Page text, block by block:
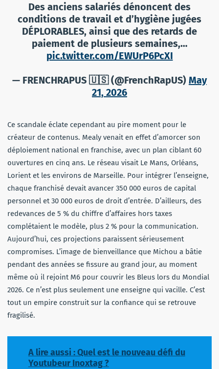
Des anciens salariés dénoncent des
conditions de travail et d’hygiène jugées
DÉPLORABLES, ainsi que des retards de
paiement de plusieurs semaines,…
pic.twitter.com/EWUrP6PcXI
— FRENCHRAPUS 🇺🇸 (@FrenchRapUS) May
21, 2026
Ce scandale éclate cependant au pire moment pour le
créateur de contenus. Mealy venait en effet d’amorcer son
déploiement national en franchise, avec un plan ciblant 60
ouvertures en cinq ans. Le réseau visait Le Mans, Orléans,
Lorient et les environs de Marseille. Pour intégrer l’enseigne,
chaque franchisé devait avancer 350 000 euros de capital
personnel et 30 000 euros de droit d’entrée. D’ailleurs, des
redevances de 5 % du chiffre d’affaires hors taxes
complétaient le modèle, plus 2 % pour la communication.
Aujourd’hui, ces projections paraissent sérieusement
compromises. L’image de bienveillance que Michou a bâtie
pendant des années se fissure au grand jour, au moment
même où il rejoint M6 pour couvrir les Bleus lors du Mondial
2026. Ce n’est plus seulement une enseigne qui vacille. C’est
tout un empire construit sur la confiance qui se retrouve
fragilisé.
A lire aussi : Quel est le nouveau défi du
Youtubeur Inoxtag ?